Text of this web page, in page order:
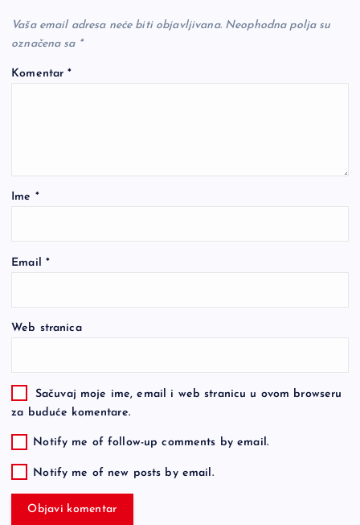
Vaša email adresa neće biti objavljivana. Neophodna polja su
označena sa *
Komentar*
Ime *
Email *
Web stranica
Sačuvaj moje ime, email i web stranicu u ovom browseru
za buduće komentare.
Notify me of follow-up comments by email.
Notify me of new posts by email.